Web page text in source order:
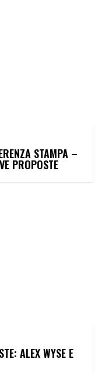
STAMPA –
PROPOSTE
ALEX WYSE E